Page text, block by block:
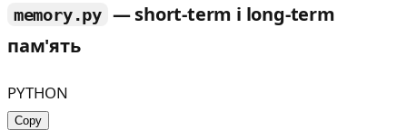
memory.py — short-term і long-term
пам'ять
PYTHON
Copy